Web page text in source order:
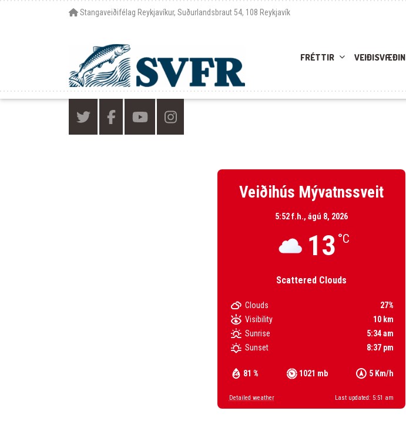
Stangaveiðifélag Reykjavíkur, Suðurlandsbraut 54, 108 Reykjavík
FRÉTTIR VEIÐISVÆÐIN
Veiðihús Mývatnssveit
5:52 f.h., ágú 8, 2026
13 °C
Scattered Clouds
81 % 1021 mb 5 Km/h
Clouds
27%
Visibility
10 km
Sunrise
5:34 am
Sunset
8:37 pm
Detailed weather Last updated: 5:51 am